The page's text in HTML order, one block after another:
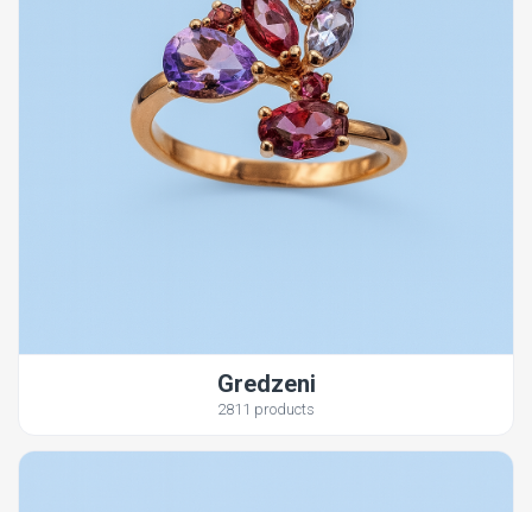
Gredzeni
2811 products